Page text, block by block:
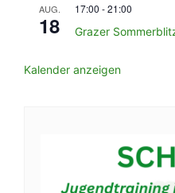
AUG.
18
17:00 -21:00
Grazer
Kalender anzeigen